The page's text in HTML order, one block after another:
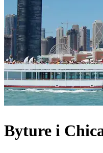
Byture i